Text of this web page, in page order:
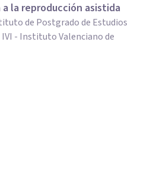
la reproducción asistida
de Postgrado de Estudios
- Instituto Valenciano de